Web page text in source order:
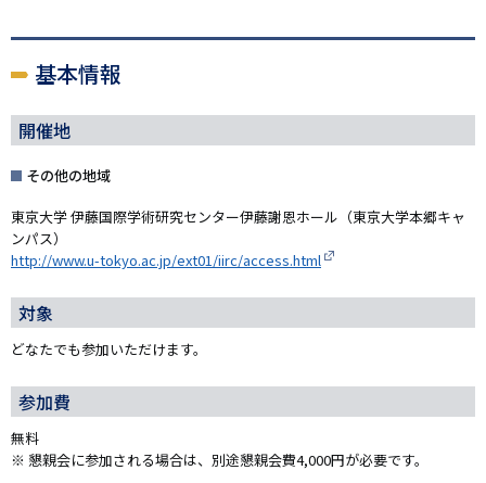
基本情報
開催地
その他の地域
東京大学 伊藤国際学術研究センター伊藤謝恩ホール（東京大学本郷キャ
ンパス）
http://www.u-tokyo.ac.jp/ext01/iirc/access.html
対象
どなたでも参加いただけます。
参加費
無料
※ 懇親会に参加される場合は、別途懇親会費4,000円が必要です。